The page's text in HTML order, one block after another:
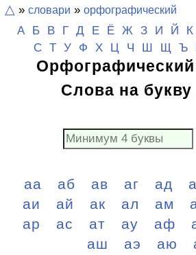
△ » словари » орфографический
А Б В Г Д Е Ё Ж З И Й К
С Т У Ф Х Ц Ч Ш Щ Ъ
Слова на
аа аб ав аг ад
аи
ай ак ал ам
ар
ас ат ау аф
аш
аэ аю